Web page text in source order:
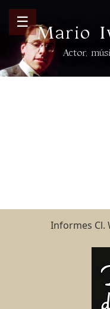
Mario
Actor,
☰
Informes Cl.